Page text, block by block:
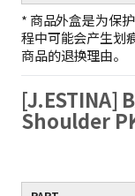
* 商品外盒是为保
程中可能会产生划
商品的退换理由。
[J.ESTINA]
Shoulder